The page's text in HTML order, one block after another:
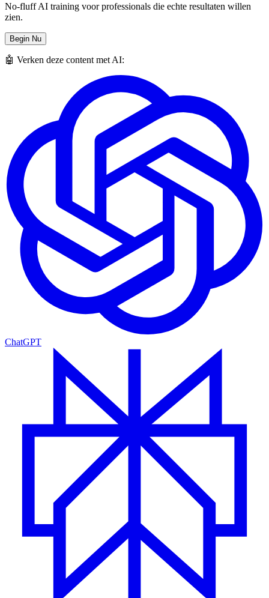
No-fluff AI training voor professionals die echte resultaten willen
zien.
Begin Nu
🤖 Verken deze content met AI:
ChatGPT